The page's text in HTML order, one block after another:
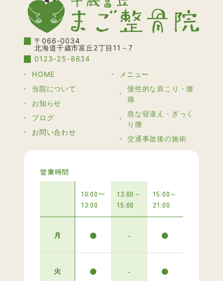
〒066-0034
北海道千歳市富丘2丁目11－7
0123-25-8634
営業時間
10:00〜
13:00
13:00～
15:00
15:00～
21:00
月 ● - ●
火 ● - ●
HOME
当院について
お知らせ
ブログ
お問い合わせ
メニュー
慢性的な肩こり・腰
痛
急な寝違え・ぎっく
り腰
交通事故後の施術